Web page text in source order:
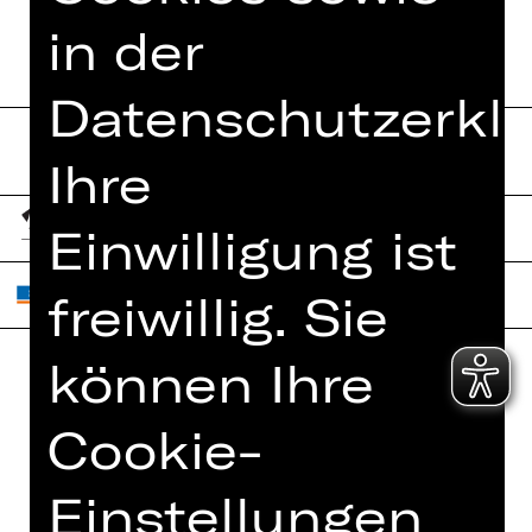
Home
Spielplan
Newsletter
in der
Ihre
Einwilligung ist
freiwillig. Sie
können Ihre
Cookie-
Einstellungen